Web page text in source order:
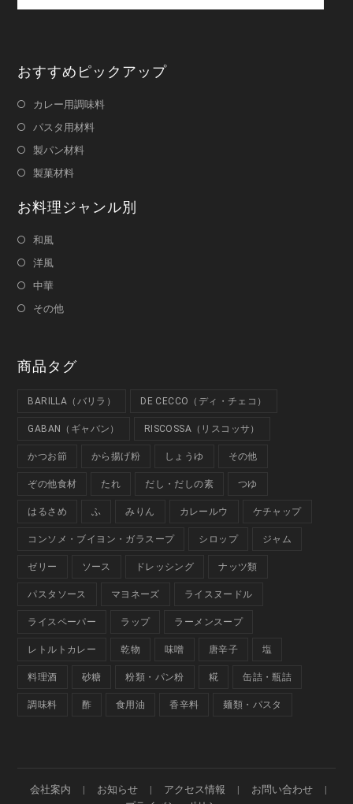
おすすめピックアップ
カレー用調味料
パスタ用材料
製パン材料
製菓材料
お料理ジャンル別
和風
洋風
中華
その他
商品タグ
BARILLA（バリラ） DE CECCO（ディ・チェコ）
GABAN（ギャバン） RISCOSSA（リスコッサ）
かつお節 から揚げ粉 しょうゆ その他
ぞの他食材 たれ だし・だしの素 つゆ
はるさめ ふ みりん カレールウ ケチャップ
コンソメ・ブイヨン・ガラスープ シロップ ジャム
ゼリー ソース ドレッシング ナッツ類
パスタソース マヨネーズ ライスヌードル
ライスペーパー ラップ ラーメンスープ
レトルトカレー 乾物 味噌 唐辛子 塩
料理酒 砂糖 粉類・パン粉 糀 缶詰・瓶詰
調味料 酢 食用油 香辛料 麺類・パスタ
会社案内 お知らせ アクセス情報
お問い合わせ